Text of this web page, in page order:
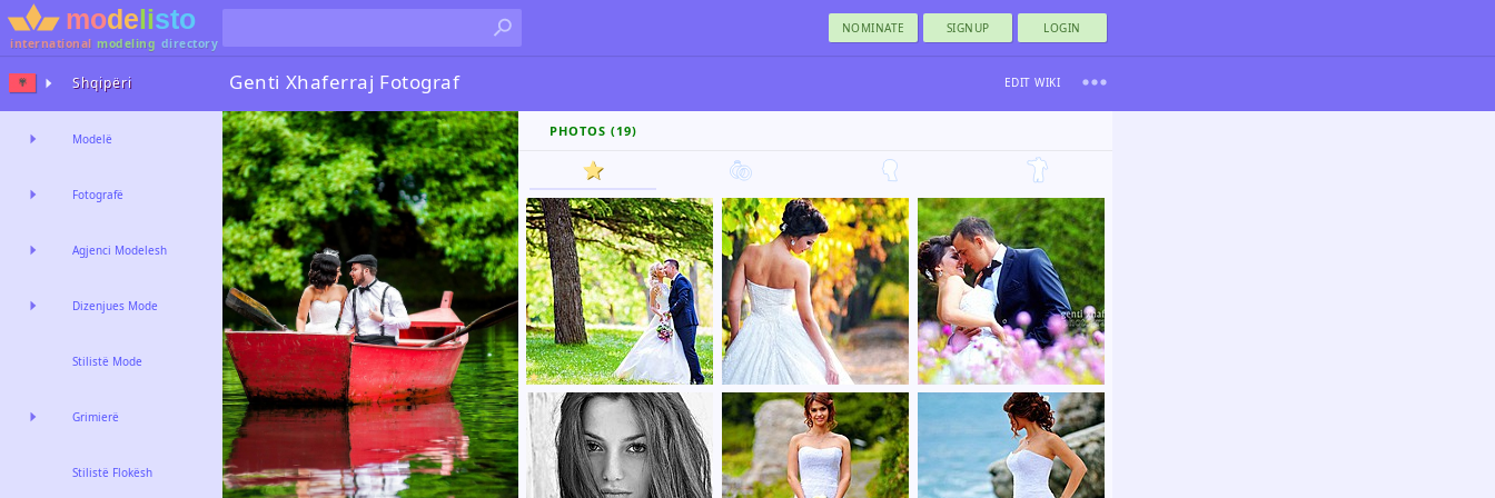
international modeling directory
NOMINATE SIGNUP LOGIN
Genti Xhaferraj Fotograf EDIT WIKI
PHOTOS (19)
Shqipëri
Modelë
Fotografë
Agjenci Modelesh
Dizenjues Mode
Stilistë Mode
Grimierë
Stilistë Flokësh